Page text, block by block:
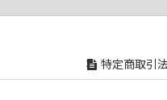
特定商取引